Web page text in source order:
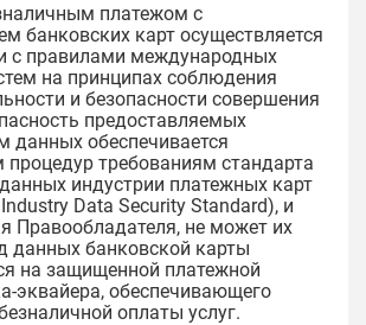
платежом с
банковских карт осуществляется
с правилами международных
на принципах соблюдения
и безопасности совершения
предоставляемых
данных обеспечивается
процедур требованиям стандарта
индустрии платежных карт
Data Security Standard), и
Правообладателя, не может их
данных банковской карты
на защищенной платежной
эквайера, обеспечивающего
оплаты услуг.